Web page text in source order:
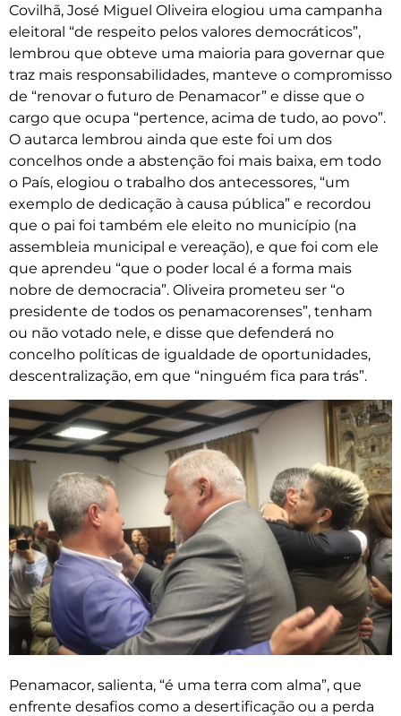
Covilhã, José Miguel Oliveira elogiou uma campanha
eleitoral “de respeito pelos valores democráticos”,
lembrou que obteve uma maioria para governar que
traz mais responsabilidades, manteve o compromisso
de “renovar o futuro de Penamacor” e disse que o
cargo que ocupa “pertence, acima de tudo, ao povo”.
O autarca lembrou ainda que este foi um dos
concelhos onde a abstenção foi mais baixa, em todo
o País, elogiou o trabalho dos antecessores, “um
exemplo de dedicação à causa pública” e recordou
que o pai foi também ele eleito no município (na
assembleia municipal e vereação), e que foi com ele
que aprendeu “que o poder local é a forma mais
nobre de democracia”. Oliveira prometeu ser “o
presidente de todos os penamacorenses”, tenham
ou não votado nele, e disse que defenderá no
concelho políticas de igualdade de oportunidades,
descentralização, em que “ninguém fica para trás”.
Penamacor, salienta, “é uma terra com alma”, que
enfrente desafios como a desertificação ou a perda